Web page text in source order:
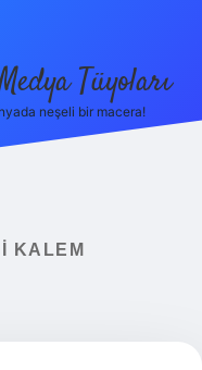
Tüyoları
neşeli bir macera!
KALEM